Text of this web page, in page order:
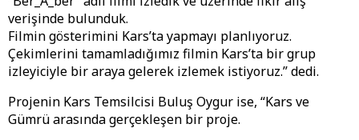
verişinde bulunduk.
Filmin gösterimini Kars’ta yapmayı planlıyoruz.
Çekimlerini tamamladığımız filmin Kars’ta bir grup
izleyiciyle bir araya gelerek izlemek istiyoruz.” dedi.
Projenin Kars Temsilcisi Buluş Oygur ise, “Kars ve
Gümrü arasında gerçekleşen bir proje.